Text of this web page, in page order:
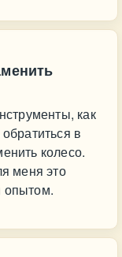
как
в
колесо.
меня это
опытом.